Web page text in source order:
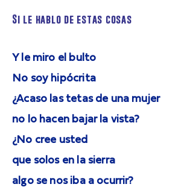
Si le hablo de estas cosas
Y le miro el bulto
No soy hipócrita
¿Acaso las tetas de una mujer
no lo hacen bajar la vista?
¿No cree usted
que solos en la sierra
algo se nos iba a ocurrir?